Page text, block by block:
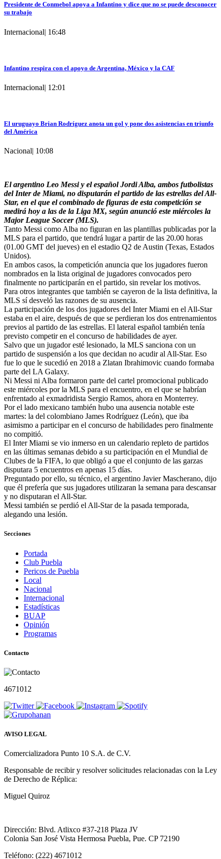
Presidente de Conmebol apoya a Infantino y dice que no se puede desconocer
su trabajo
Internacional| 16:48
Infantino respira con el apoyo de Argentina, México y la CAF
Internacional| 12:01
El uruguayo Brian Rodríguez anota un gol y pone dos asistencias en triunfo
del América
Nacional| 10:08
El argentino Leo Messi y el español Jordi Alba, ambos futbolistas
del Inter de Miami, no disputarán el partido de las estrellas del All-
Star, en el que el combinado de figuras de esta competición se
medirá hoy a las de la Liga MX, según anunció este miércoles la
Major League Soccer (MLS).
Tanto Messi como Alba no figuran en las plantillas publicadas por la
MLS para el partido, que tendrá lugar a partir de las 20.00 horas
(01.00 GMT del jueves) en el estadio Q2 de Austin (Texas, Estados
Unidos).
En ambos casos, la competición anuncia que los jugadores fueron
nombrados en la lista original de jugadores convocados pero
finalmente no participarán en el partido, sin revelar los motivos.
Para otros integrantes que también se cayeron de la lista definitiva, la
MLS sí desveló las razones de su ausencia.
La participación de los dos jugadores del Inter Miami en el All-Star
estaba en el aire, después de que se perdieran los dos entrenamientos
previos al partido de las estrellas. El lateral español también tenía
previsto competir en el concurso de habilidades de ayer.
Salvo que un jugador esté lesionado, la MLS sanciona con un
partido de suspensión a los que decidan no acudir al All-Star. Eso
fue lo que le sucedió en 2018 a Zlatan Ibrahimovic cuando formaba
parte del LA Galaxy.
Ni Messi ni Alba formaron parte del cartel promocional publicado
este miércoles por la MLS para el encuentro, en el que se habrían
enfrentado al exmadridista Sergio Ramos, ahora en Monterrey.
Por el lado mexicano también hubo una ausencia notable este
martes: la del colombiano James Rodríguez (León), que iba
asimismo a participar en el concurso de habilidades pero finalmente
no compitió.
El Inter Miami se vio inmerso en un calendario repleto de partidos
en las últimas semanas debido a su participación en el Mundial de
Clubes de la FIFA, lo que obligó a que el conjunto de las garzas
disputara 5 encuentros en apenas 15 días.
Preguntado por ello, su técnico, el argentino Javier Mascherano, dijo
que él prefería que sus jugadores utilizaran la semana para descansar
y no disputaran el All-Star.
Messi también se perdió el All-Star de la pasada temporada,
alegando una lesión.
Secciones
Portada
Club Puebla
Pericos de Puebla
Local
Nacional
Internacional
Estadísticas
BUAP
Opinión
Programas
Contacto
4671012
AVISO LEGAL
Comercializadora Punto 10 S.A. de C.V.
Responsable de recibir y resolver solicitudes relacionadas con la Ley
de Derecho de Réplica:
Miguel Quiroz
Dirección: Blvd. Atlixco #37-218 Plaza JV
Colonia San José Vista Hermosa Puebla, Pue. CP 72190
Teléfono: (222) 4671012